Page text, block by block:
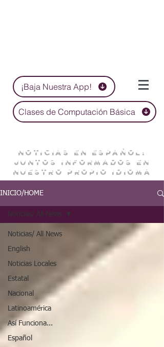
¡Baja Nuestra App!
Clases de Computación Básica
NOTICIAS EN ESPAÑOL:
JUNTOS INFORMADOS EN
NUESTRO PROPIO IDIOMA
INICIO/HOME
Noticias/ All News
English
Noticias Locales
Estatal
Nacional
Latinoamérica
Así Funciona...
Español
Noticias/ All News